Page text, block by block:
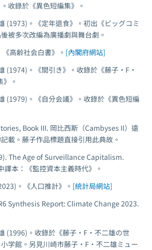
收錄於《異色短編集》。
(1973)。《定年退食》。初出《ビッグコミ
被多次改編為廣播劇與舞台劇。
高齢社会白書》。 [內閣府網站]
(1974)。《間引き》。收錄於《藤子・F・
》。
(1979)。《自分会議》。收錄於《異色短編
, Book III. 岡比西斯（Cambyses II）遠
載。藤子作品標題直接引用此典故。
The Age of Surveillance Capitalism.
本：《監控資本主義時代》。
。《人口推計》。 [統計局網站]
Synthesis Report: Climate Change 2023.
(1996)。收錄於《藤子・F・不二雄の世
学館。另見川崎市藤子・F・不二雄ミュー